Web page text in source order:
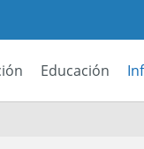
Educación